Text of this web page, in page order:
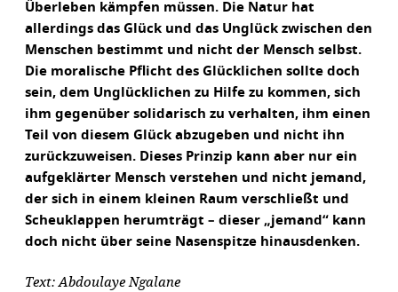
Überleben kämpfen müssen. Die Natur hat
allerdings das Glück und das Unglück zwischen den
Menschen bestimmt und nicht der Mensch selbst.
Die moralische Pflicht des Glücklichen sollte doch
sein, dem Unglücklichen zu Hilfe zu kommen, sich
ihm gegenüber solidarisch zu verhalten, ihm einen
Teil von diesem Glück abzugeben und nicht ihn
zurückzuweisen. Dieses Prinzip kann aber nur ein
aufgeklärter Mensch verstehen und nicht jemand,
der sich in einem kleinen Raum verschließt und
Scheuklappen herumträgt – dieser „jemand“ kann
doch nicht über seine Nasenspitze hinausdenken.
Text: Abdoulaye Ngalane